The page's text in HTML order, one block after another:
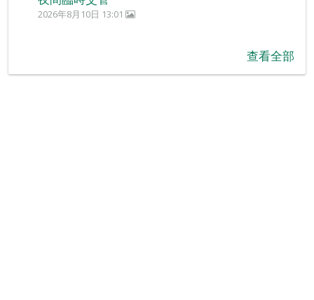
2026年8月10日 13:01
查看全部